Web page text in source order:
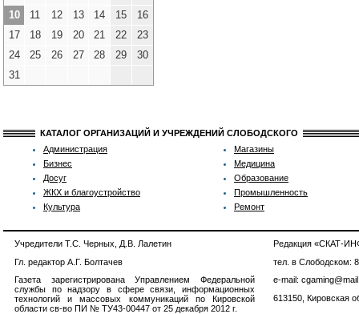
10
11 12 13 14 15
16
17
18 19 20 21 22
23
24
25 26 27 28 29
30
31
КАТАЛОГ ОРГАНИЗАЦИЙ И УЧРЕЖДЕНИЙ СЛОБОДСКОГО
Администрация
Бизнес
Досуг
ЖКХ и благоустройство
Культура
Магазины
Медицина
Образование
Промышленность
Ремонт
Учредители Т.С. Черных, Д.В. Лалетин
Гл. редактор А.Г. Болтачев
Газета зарегистрирована Управлением Федеральной
службы по надзору в сфере связи, информационных
технологий и массовых коммуникаций по Кировской
области св-во ПИ № ТУ43-00447 от 25 декабря 2012 г.
Редакция «СКАТ-
тел. в Слободском:
e-mail:
613150, Кировская